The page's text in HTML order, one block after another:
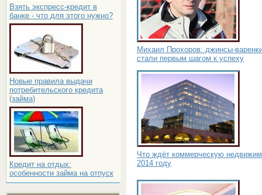
Взять экспресс-кредит в
банке - что для этого нужно?
Новые правила выдачи
потребительского кредита
(займа)
Кредит на отдых:
особенности займа на отпуск
Михаил Прохоров: джинсы-
стали первым шагом к успеху
Что ждёт коммерческую
2014 году